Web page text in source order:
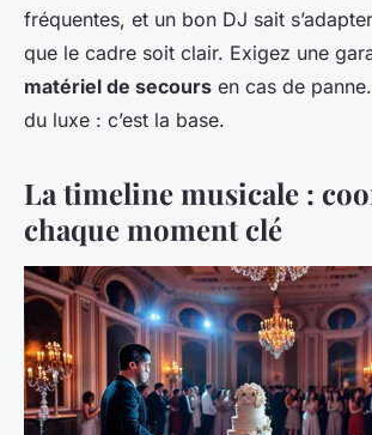
fréquentes, et un bon DJ sait
que le cadre soit clair. Exigez une
matériel de secours en cas de
du luxe : c’est la base.
La timeline musicale :
chaque moment clé